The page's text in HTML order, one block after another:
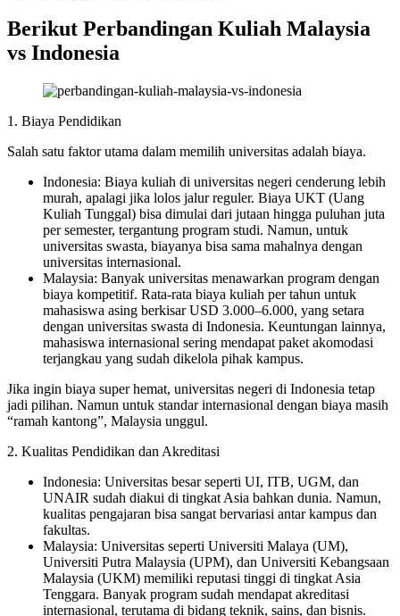
Berikut Perbandingan Kuliah Malaysia
vs Indonesia
1. Biaya Pendidikan
Salah satu faktor utama dalam memilih universitas adalah biaya.
Indonesia: Biaya kuliah di universitas negeri cenderung lebih
murah, apalagi jika lolos jalur reguler. Biaya UKT (Uang
Kuliah Tunggal) bisa dimulai dari jutaan hingga puluhan juta
per semester, tergantung program studi. Namun, untuk
universitas swasta, biayanya bisa sama mahalnya dengan
universitas internasional.
Malaysia: Banyak universitas menawarkan program dengan
biaya kompetitif. Rata-rata biaya kuliah per tahun untuk
mahasiswa asing berkisar USD 3.000–6.000, yang setara
dengan universitas swasta di Indonesia. Keuntungan lainnya,
mahasiswa internasional sering mendapat paket akomodasi
terjangkau yang sudah dikelola pihak kampus.
Jika ingin biaya super hemat, universitas negeri di Indonesia tetap
jadi pilihan. Namun untuk standar internasional dengan biaya masih
“ramah kantong”, Malaysia unggul.
2. Kualitas Pendidikan dan Akreditasi
Indonesia: Universitas besar seperti UI, ITB, UGM, dan
UNAIR sudah diakui di tingkat Asia bahkan dunia. Namun,
kualitas pengajaran bisa sangat bervariasi antar kampus dan
fakultas.
Malaysia: Universitas seperti Universiti Malaya (UM),
Universiti Putra Malaysia (UPM), dan Universiti Kebangsaan
Malaysia (UKM) memiliki reputasi tinggi di tingkat Asia
Tenggara. Banyak program sudah mendapat akreditasi
internasional, terutama di bidang teknik, sains, dan bisnis.